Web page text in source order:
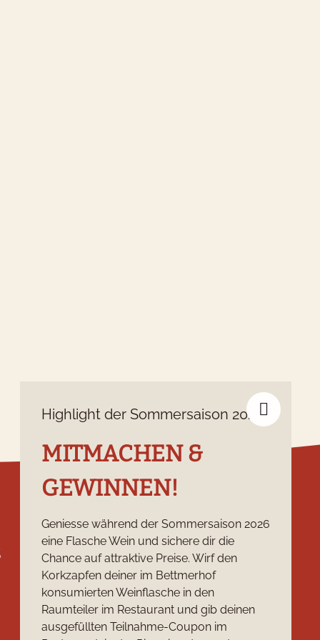
Highlight der Sommersaison 2026
MITMACHEN &
GEWINNEN!
Geniesse während der Sommersaison 2026
eine Flasche Wein und sichere dir die
Chance auf attraktive Preise. Wirf den
Korkzapfen deiner im Bettmerhof
konsumierten Weinflasche in den
Raumteiler im Restaurant und gib deinen
ausgefüllten Teilnahme-Coupon im
Social Media